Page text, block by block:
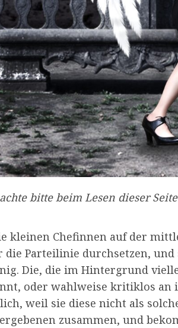
bitte beim Lesen dieser
kleinen Chefinnen auf der
die Parteilinie durchsetzen, und
Die, die im Hintergrund
oder wahlweise kritiklos an
weil sie diese nicht als
zusammen, und